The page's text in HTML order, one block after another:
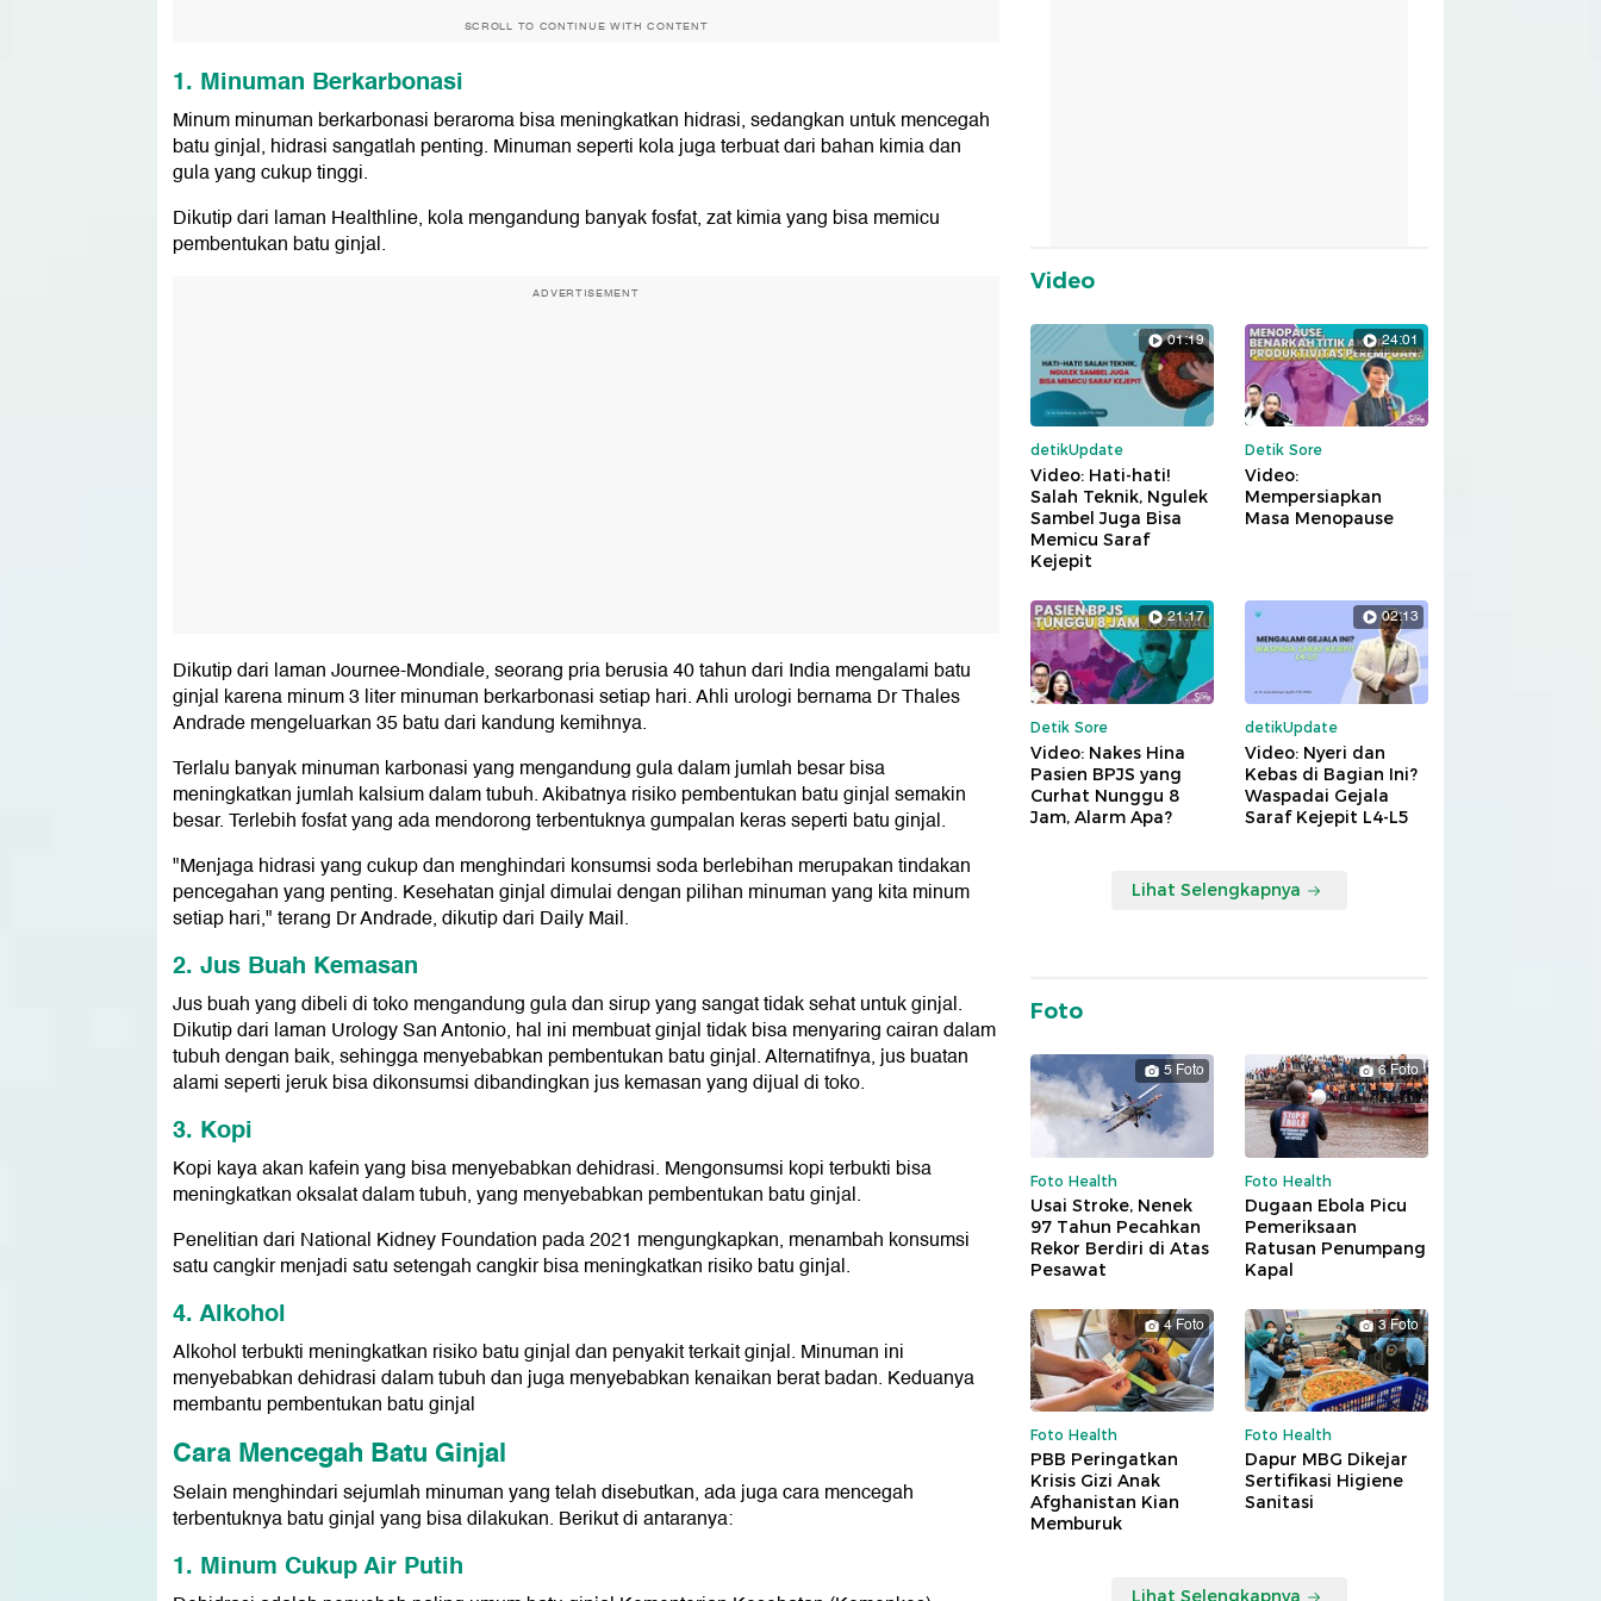
SCROLL TO CONTINUE WITH CONTENT
1. Minuman Berkarbonasi
Minum minuman berkarbonasi beraroma bisa meningkatkan hidrasi, sedangkan untuk mencegah
batu ginjal, hidrasi sangatlah penting. Minuman seperti kola juga terbuat dari bahan kimia dan
gula yang cukup tinggi.
Dikutip dari laman Healthline, kola mengandung banyak fosfat, zat kimia yang bisa memicu
pembentukan batu ginjal.
ADVERTISEMENT
Dikutip dari laman Journee-Mondiale, seorang pria berusia 40 tahun dari India mengalami batu
ginjal karena minum 3 liter minuman berkarbonasi setiap hari. Ahli urologi bernama Dr Thales
Andrade mengeluarkan 35 batu dari kandung kemihnya.
Terlalu banyak minuman karbonasi yang mengandung gula dalam jumlah besar bisa
meningkatkan jumlah kalsium dalam tubuh. Akibatnya risiko pembentukan batu ginjal semakin
besar. Terlebih fosfat yang ada mendorong terbentuknya gumpalan keras seperti batu ginjal.
"Menjaga hidrasi yang cukup dan menghindari konsumsi soda berlebihan merupakan tindakan
pencegahan yang penting. Kesehatan ginjal dimulai dengan pilihan minuman yang kita minum
setiap hari," terang Dr Andrade, dikutip dari Daily Mail.
2. Jus Buah Kemasan
Jus buah yang dibeli di toko mengandung gula dan sirup yang sangat tidak sehat untuk ginjal.
Dikutip dari laman Urology San Antonio, hal ini membuat ginjal tidak bisa menyaring cairan dalam
tubuh dengan baik, sehingga menyebabkan pembentukan batu ginjal. Alternatifnya, jus buatan
alami seperti jeruk bisa dikonsumsi dibandingkan jus kemasan yang dijual di toko.
3. Kopi
Kopi kaya akan kafein yang bisa menyebabkan dehidrasi. Mengonsumsi kopi terbukti bisa
meningkatkan oksalat dalam tubuh, yang menyebabkan pembentukan batu ginjal.
Penelitian dari National Kidney Foundation pada 2021 mengungkapkan, menambah konsumsi
satu cangkir menjadi satu setengah cangkir bisa meningkatkan risiko batu ginjal.
4. Alkohol
Alkohol terbukti meningkatkan risiko batu ginjal dan penyakit terkait ginjal. Minuman ini
menyebabkan dehidrasi dalam tubuh dan juga menyebabkan kenaikan berat badan. Keduanya
membantu pembentukan batu ginjal
Cara Mencegah Batu Ginjal
Selain menghindari sejumlah minuman yang telah disebutkan, ada juga cara mencegah
terbentuknya batu ginjal yang bisa dilakukan. Berikut di antaranya:
1. Minum Cukup Air Putih
Video
01:19
detikUpdate
Video: Hati-hati!
Salah Teknik, Ngulek
Sambel Juga Bisa
Memicu Saraf
Kejepit
24:01
Detik Sore
Video:
Mempersiapkan
Masa Menopause
21:17
Detik Sore
Video: Nakes Hina
Pasien BPJS yang
Curhat Nunggu 8
Jam, Alarm Apa?
02:13
detikUpdate
Video: Nyeri dan
Kebas di Bagian Ini?
Waspadai Gejala
Saraf Kejepit L4-L5
Lihat Selengkapnya
Foto
5 Foto
Foto Health
Usai Stroke, Nenek
97 Tahun Pecahkan
Rekor Berdiri di Atas
Pesawat
6 Foto
Foto Health
Dugaan Ebola Picu
Pemeriksaan
Ratusan Penumpang
Kapal
4 Foto
Foto Health
PBB Peringatkan
Krisis Gizi Anak
Afghanistan Kian
Memburuk
3 Foto
Foto Health
Dapur MBG Dikejar
Sertifikasi Higiene
Sanitasi
Lihat Selengkapnya